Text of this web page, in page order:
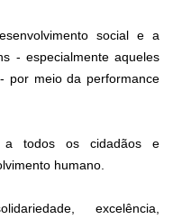
social e a
- especialmente aqueles
por meio da performance
a todos os cidadãos e
humano.
excelência,